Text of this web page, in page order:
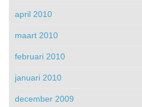
april 2010
maart 2010
februari 2010
januari 2010
december 2009